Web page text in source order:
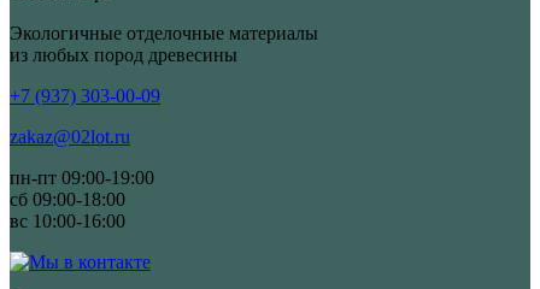
Экологичные отделочные материалы
из любых пород древесины
+7 (937) 303-00-09
zakaz@02lot.ru
пн-пт 09:00-19:00
сб 09:00-18:00
вс 10:00-16:00